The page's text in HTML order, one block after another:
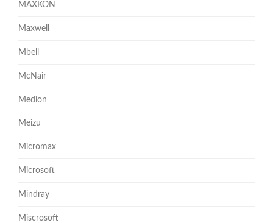
MAXKON
Maxwell
Mbell
McNair
Medion
Meizu
Micromax
Microsoft
Mindray
Miscrosoft